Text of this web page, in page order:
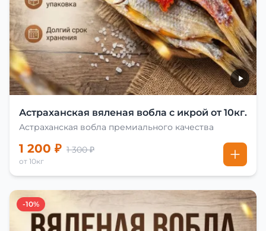
Астраханская вяленая вобла с икрой от 10кг.
Астраханская вобла премиального качества
1 200 ₽ 1 300 ₽
от 10кг
-10%